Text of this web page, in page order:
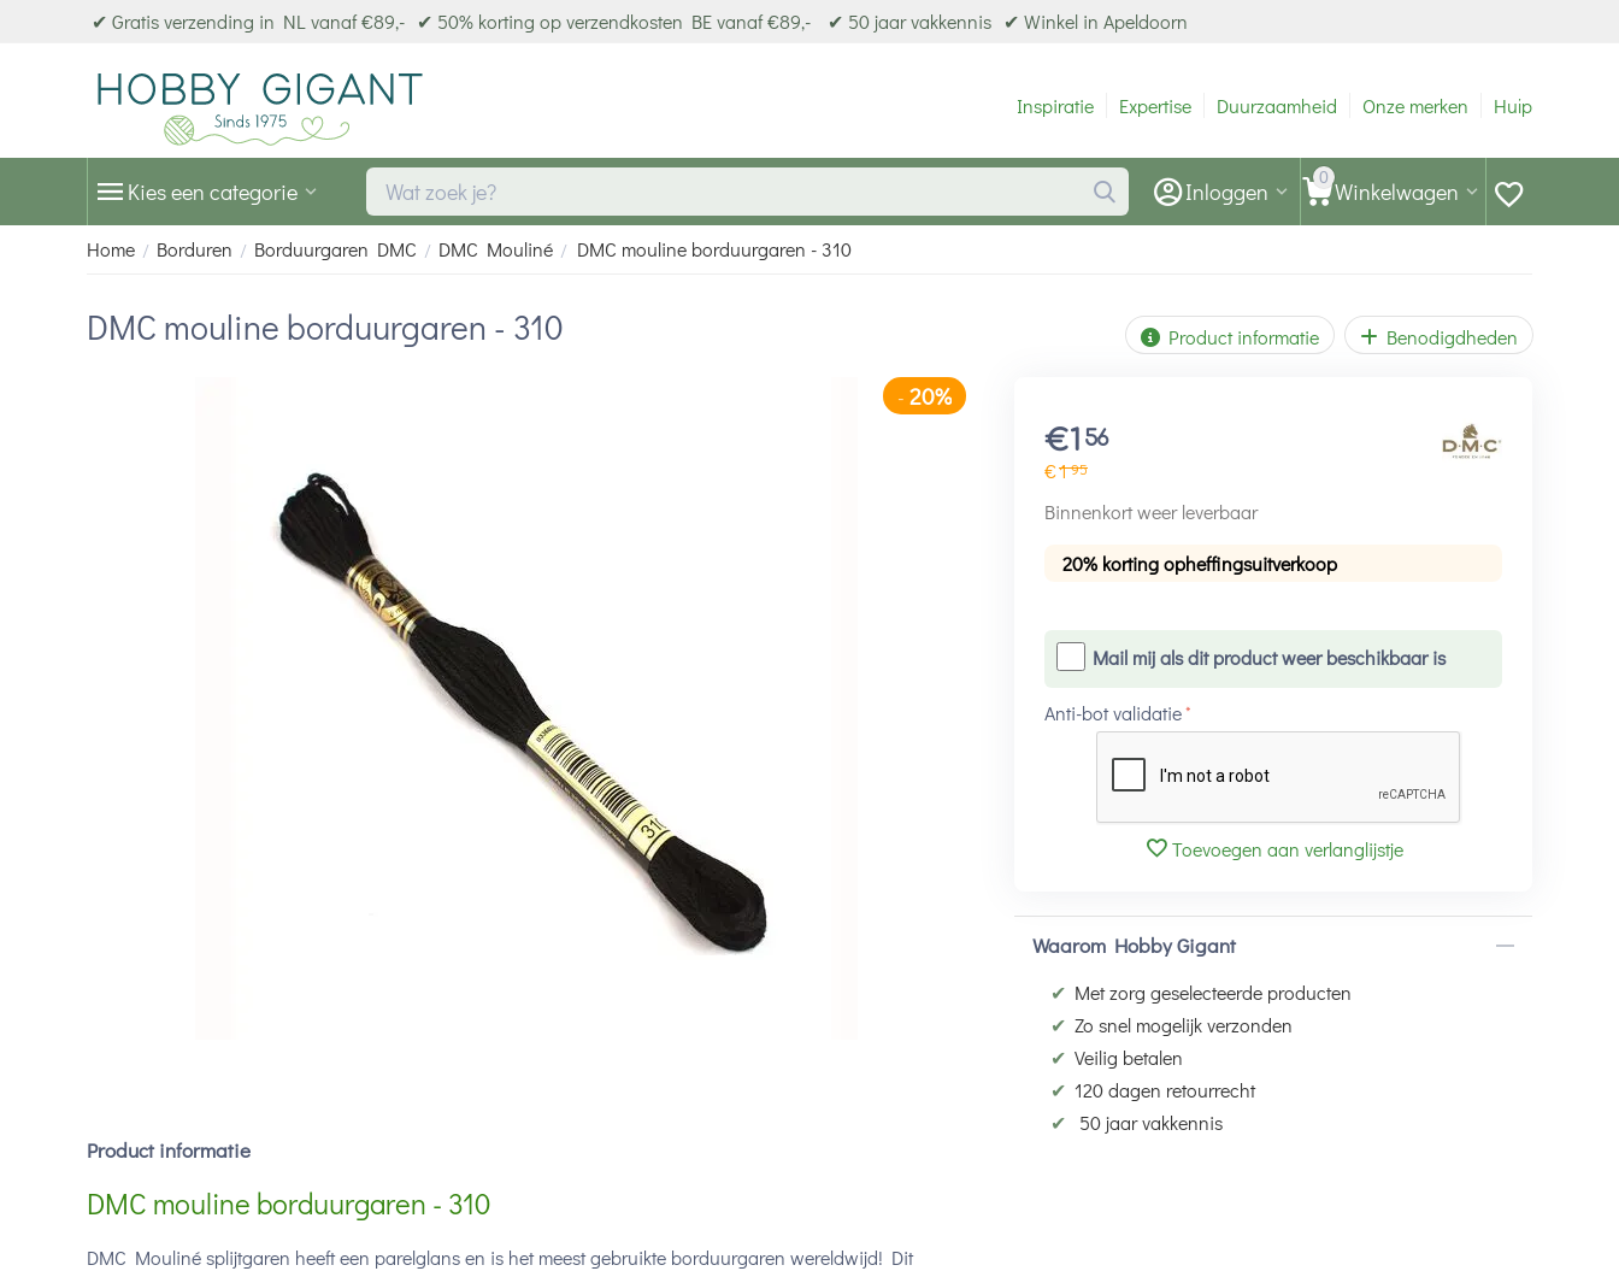
✔ Gratis verzending in NL vanaf €89,- ✔ 50% korting op verzendkosten BE vanaf €89,- ✔ 50 jaar vakkennis ✔ Winkel in Apeldoorn
Inspiratie Expertise Duurzaamheid Onze merken Hulp
Kies een categorie 0 Winkelwagen
Inloggen
Home / Borduren / Borduurgaren DMC / DMC Mouliné / DMC mouline borduurgaren - 310
DMC mouline borduurgaren - 310 Product informatie Benodigdheden
€1 56
€195
Binnenkort weer leverbaar
20% korting opheffingsuitverkoop
Mail mij als dit product weer beschikbaar is
Anti-bot validatie
Toevoegen aan verlanglijstje
Waarom Hobby Gigant
✔ Met zorg geselecteerde producten
✔ Zo snel mogelijk verzonden
✔ Veilig betalen
✔ 120 dagen retourrecht
✔
50 jaar vakkennis
Product informatie
DMC mouline borduurgaren - 310
DMC Mouliné splijtgaren heeft een parelglans en is het meest gebruikte borduurgaren wereldwijd! Dit